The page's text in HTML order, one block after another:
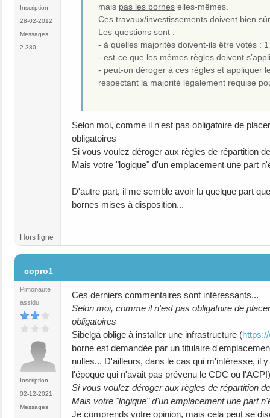
Inscription :
28-02-2012
Messages :
2 380
mais pas les bornes elles-mêmes.
Ces travaux/investissements doivent bien
Les questions sont :
- à quelles majorités doivent-ils être votés :
- est-ce que les mêmes règles doivent
- peut-on déroger à ces règles et appliquer
respectant la majorité légalement requise
Selon moi, comme il n'est pas obligatoire de
obligatoires
Si vous voulez déroger aux règles de répartition
Mais votre "logique" d'un emplacement une part
D'autre part, il me semble avoir lu quelque part
bornes mises à disposition...
Hors ligne
copro1
Pimonaute
assidu
Inscription :
02-12-2021
Messages :
Ces derniers commentaires sont intéressants...
Selon moi, comme il n'est pas obligatoire de
obligatoires
Sibelga oblige à installer une infrastructure (
borne est demandée par un titulaire
nulles... D'ailleurs, dans le cas qui m'intéresse, il
l'époque qui n'avait pas prévenu le CDC ou
Si vous voulez déroger aux règles de répartition
Mais votre "logique" d'un emplacement une part
Je comprends votre opinion, mais cela peut se